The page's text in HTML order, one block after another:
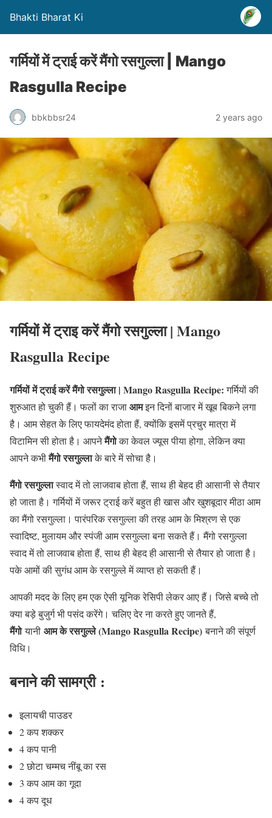
Bhakti Bharat Ki
गर्मियों में ट्राई करें मैंगो रसगुल्ला | Mango
Rasgulla Recipe
bbkbbsr24 2 years ago
गर्मियों में ट्राइ करें मैंगो रसगुल्ला | Mango
Rasgulla Recipe
गर्मियों में ट्राई करें मैंगो रसगुल्ला | Mango Rasgulla Recipe:गर्मियों की
शुरुआत हो चुकी हैं। फलों का राजाआमइन दिनों बाजार में खूब बिकने लगा
है। आम सेहत के लिए फायदेमंद होता हैं, क्योंकि इसमें प्रचुर मात्रा में
विटामिन सी होता है। आपनेमैंगोका केवल ज्यूस पीया होगा, लेकिन क्या
आपने कभीमैंगो रसगुल्लाके बारे में सोचा है।
मैंगो रसगुल्लास्वाद में तो लाजवाब होता हैं, साथ ही बेहद ही आसानी से तैयार
हो जाता है। गर्मियों में जरूर ट्राई करें बहुत ही खास और खुशबूदार मीठा आम
का मैंगो रसगुल्ला। पारंपरिक रसगुल्ला की तरह आम के मिश्रण से एक
स्वादिष्ट, मुलायम और स्पंजी आम रसगुल्ला बना सकते हैं। मैंगो रसगुल्ला
स्वाद में तो लाजवाब होता हैं, साथ ही बेहद ही आसानी से तैयार हो जाता है।
पके आमों की सुगंध आम के रसगुल्ले में व्याप्त हो सकती हैं।
आपकी मदद के लिए हम एक ऐसी यूनिक रेसिपी लेकर आए हैं। जिसे बच्चे तो
क्या बड़े बुजुर्ग भी पसंद करेंगे। चलिए देर ना करते हुए जानते हैं,
मैंगोयानी आमकेरसगुल्ले(Mango Rasgulla Recipe)बनाने की संपूर्ण
विधि।
बनानेकीसामग्री:
इलायची पाउडर
2 कप शक्कर
4 कप पानी
2 छोटा चम्मच नींबू का रस
3 कप आम का गूदा
4 कप दूध